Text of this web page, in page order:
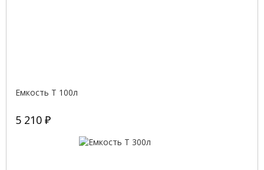
Емкость T 100л
5 210 ₽